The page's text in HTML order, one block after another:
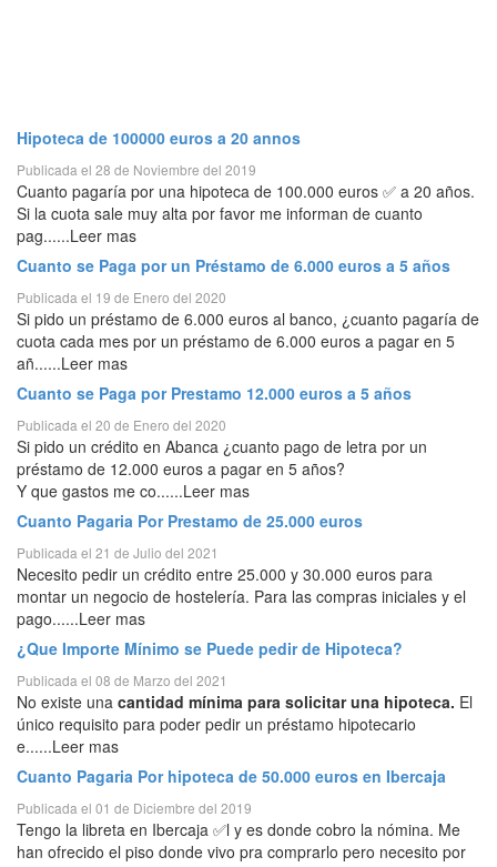
Hipoteca de 100000 euros a 20 annos
Publicada el 28 de Noviembre del 2019
Cuanto pagaría por una hipoteca de 100.000 euros ✅ a 20 años.
Si la cuota sale muy alta por favor me informan de cuanto
pag......Leer mas
Cuanto se Paga por un Préstamo de 6.000 euros a 5 años
Publicada el 19 de Enero del 2020
Si pido un préstamo de 6.000 euros al banco, ¿cuanto pagaría de
cuota cada mes por un préstamo de 6.000 euros a pagar en 5
añ......Leer mas
Cuanto se Paga por Prestamo 12.000 euros a 5 años
Publicada el 20 de Enero del 2020
Si pido un crédito en Abanca ¿cuanto pago de letra por un
préstamo de 12.000 euros a pagar en 5 años?
Y que gastos me co......Leer mas
Cuanto Pagaria Por Prestamo de 25.000 euros
Publicada el 21 de Julio del 2021
Necesito pedir un crédito entre 25.000 y 30.000 euros para
montar un negocio de hostelería. Para las compras iniciales y el
pago......Leer mas
¿Que Importe Mínimo se Puede pedir de Hipoteca?
Publicada el 08 de Marzo del 2021
No existe una cantidad mínima para solicitar una hipoteca. El
único requisito para poder pedir un préstamo hipotecario
e......Leer mas
Cuanto Pagaria Por hipoteca de 50.000 euros en Ibercaja
Publicada el 01 de Diciembre del 2019
Tengo la libreta en Ibercaja ✅l y es donde cobro la nómina. Me
han ofrecido el piso donde vivo pra comprarlo pero necesito por